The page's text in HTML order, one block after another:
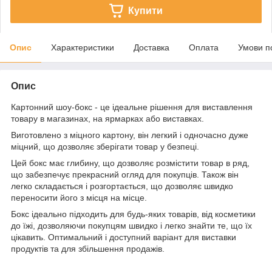
Купити
Опис Характеристики Доставка Оплата Умови
Опис
Картонний шоу-бокс - це ідеальне рішення для виставлення
товару в магазинах, на ярмарках або виставках.
Виготовлено з міцного картону, він легкий і одночасно дуже
міцний, що дозволяє зберігати товар у безпеці.
Цей бокс має глибину, що дозволяє розмістити товар в ряд,
що забезпечує прекрасний огляд для покупців. Також він
легко складається і розгортається, що дозволяє швидко
переносити його з місця на місце.
Бокс ідеально підходить для будь-яких товарів, від косметики
до їжі, дозволяючи покупцям швидко і легко знайти те, що їх
цікавить. Оптимальний і доступний варіант для виставки
продуктів та для збільшення продажів.